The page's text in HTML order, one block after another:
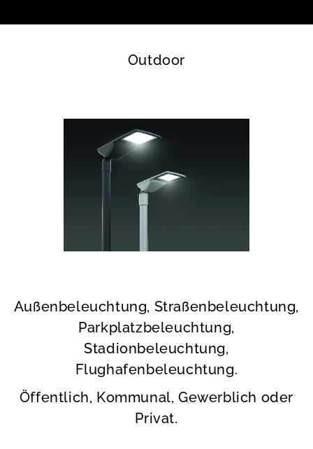
Outdoor
Außenbeleuchtung, Straßenbeleuchtung,
Parkplatzbeleuchtung,
Stadionbeleuchtung,
Flughafenbeleuchtung.
Öffentlich, Kommunal, Gewerblich oder
Privat.